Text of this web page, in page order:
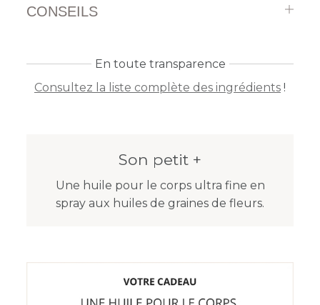
CONSEILS
En toute transparence
Consultez la liste complète des ingrédients !
Son petit +
Une huile pour le corps ultra fine en
spray aux huiles de graines de fleurs.